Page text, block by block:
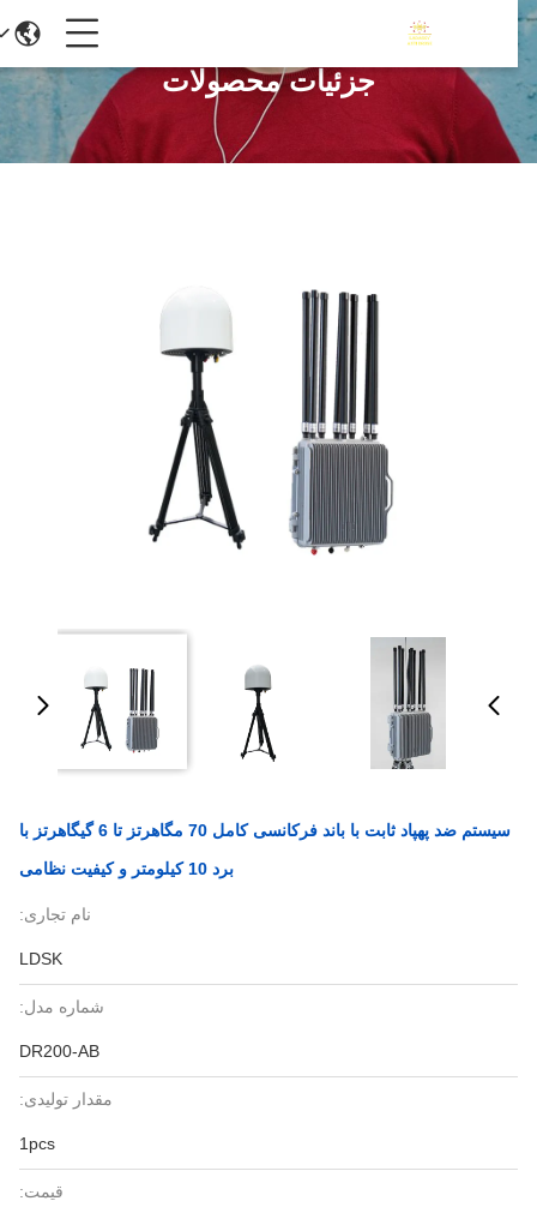
جزئیات محصولات
سیستم ضد پهپاد ثابت با باند فرکانسی کامل 70 مگاهرتز تا 6 گیگاهرتز با
برد 10 کیلومتر و کیفیت نظامی
نام تجاری:
LDSK
شماره مدل:
DR200-AB
مقدار تولیدی:
1pcs
قیمت: